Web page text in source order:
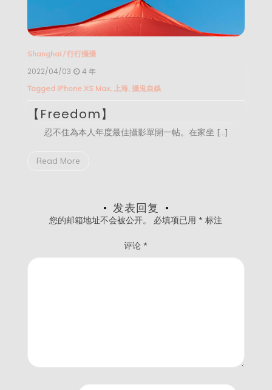
Shanghai/行行攝攝
2022/04/03 4 年
Tagged iPhone XS Max, 上海, 攝鬼自娛
【Freedom】
忍不住為本人年度最佳攝影單開一帖。在家坐 […]
Read More
发表回复
您的邮箱地址不会被公开。 必填项已用* 标注
评论*